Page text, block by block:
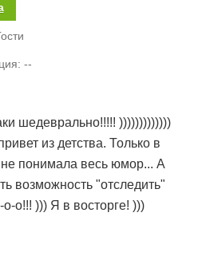
--
шедеврально!!!!! )))))))))))))
из детства. Только в
не понимала весь юмор... А
возможность "отследить"
о-о!!! ))) Я в восторге! )))